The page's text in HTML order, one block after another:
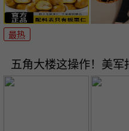
最热
五角大楼这操作！美军